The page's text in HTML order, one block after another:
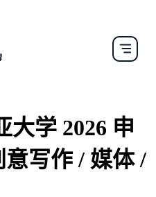
大学 2026 申
写作 / 媒体 /